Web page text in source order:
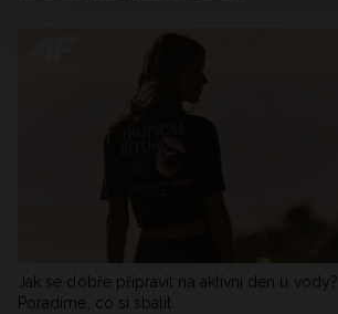
Jak se dobře připravit na aktivní den u vody?
Poradíme, co si sbalit